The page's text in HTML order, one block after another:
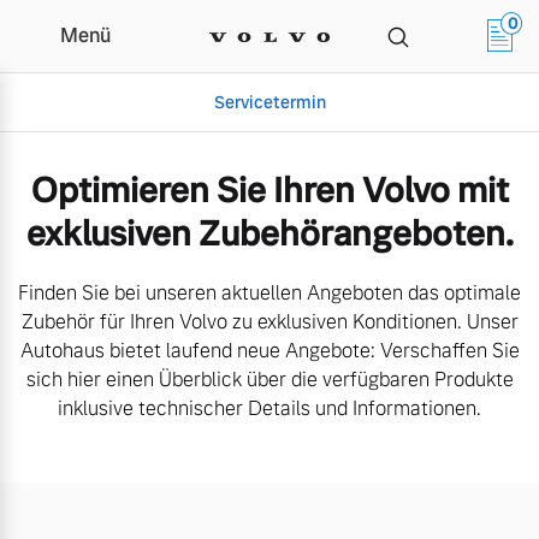
Aktuelle Zubehörangebote |
Menü
Servicetermin
Aktuelle Zubehörangebote
Über uns
Optimieren Sie Ihren Volvo mit
exklusiven Zubehörangeboten.
Finden Sie bei unseren aktuellen Angeboten das optimale
Zubehör für Ihren Volvo zu exklusiven Konditionen. Unser
Autohaus bietet laufend neue Angebote: Verschaffen Sie
sich hier einen Überblick über die verfügbaren Produkte
inklusive technischer Details und Informationen.
0